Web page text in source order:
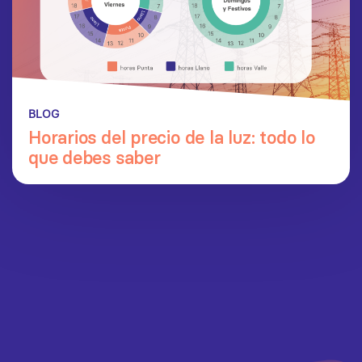
BLOG
Horarios del precio de la luz: todo lo
que debes saber